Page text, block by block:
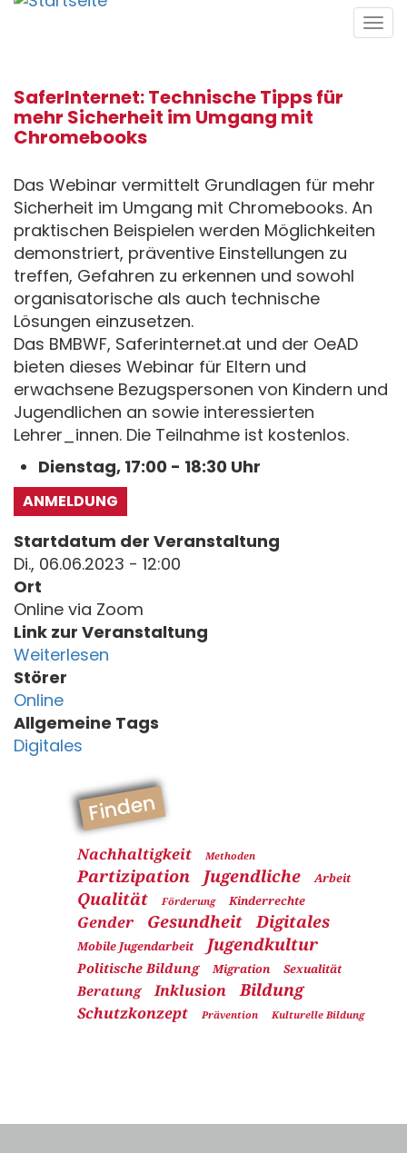
Direkt
SaferInternet: Technische Tipps für
mehr Sicherheit im Umgang mit
Chromebooks
Das Webinar vermittelt Grundlagen für mehr
Sicherheit im Umgang mit Chromebooks. An
praktischen Beispielen werden Möglichkeiten
demonstriert, präventive Einstellungen zu
treffen, Gefahren zu erkennen und sowohl
organisatorische als auch technische
Lösungen einzusetzen.
Das BMBWF, Saferinternet.at und der OeAD
bieten dieses Webinar für Eltern und
erwachsene Bezugspersonen von Kindern und
Jugendlichen an sowie interessierten
Lehrer_innen. Die Teilnahme ist kostenlos.
Dienstag, 17:00 - 18:30 Uhr
ANMELDUNG
Startdatum der Veranstaltung
Di., 06.06.2023 - 12:00
Ort
Online via Zoom
Link zur Veranstaltung
Weiterlesen
Störer
Online
Allgemeine Tags
Digitales
Finden
Nachhaltigkeit Methoden
Partizipation Jugendliche Arbeit
Qualität Förderung Kinderrechte
Gender Gesundheit Digitales
Mobile Jugendarbeit Jugendkultur
Politische Bildung Migration Sexualität
Beratung Inklusion Bildung
Schutzkonzept Prävention Kulturelle Bildung